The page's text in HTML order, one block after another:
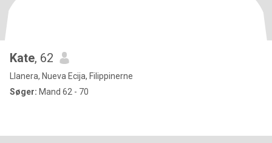
Kate, 62
Llanera, Nueva Ecija, Filippinerne
Søger: Mand 62 - 70